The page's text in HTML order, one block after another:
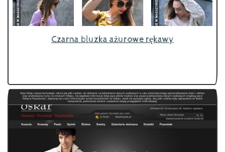
Czarna bluzka ażurowe rękawy